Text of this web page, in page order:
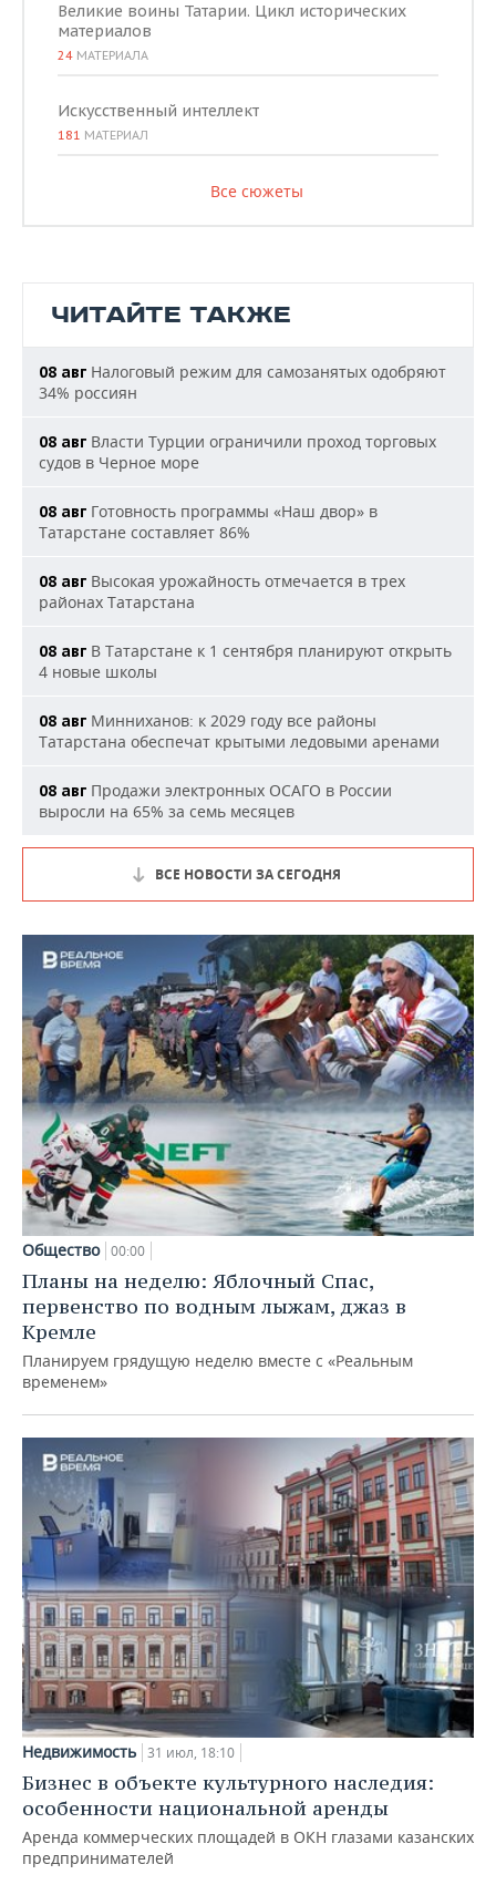
Великие воины Татарии. Цикл исторических
материалов
24 МАТЕРИАЛА
Искусственный интеллект
181 МАТЕРИАЛ
Все сюжеты
ЧИТАЙТЕ ТАКЖЕ
08 авг Налоговый режим для самозанятых одобряют
34% россиян
08 авг Власти Турции ограничили проход торговых
судов в Черное море
08 авг Готовность программы «Наш двор» в
Татарстане составляет 86%
08 авг Высокая урожайность отмечается в трех
районах Татарстана
08 авг В Татарстане к 1 сентября планируют открыть
4 новые школы
08 авг Минниханов: к 2029 году все районы
Татарстана обеспечат крытыми ледовыми аренами
08 авг Продажи электронных ОСАГО в России
выросли на 65% за семь месяцев
ВСЕ НОВОСТИ ЗА СЕГОДНЯ
Общество 00:00
Планы на неделю: Яблочный Спас,
первенство по водным лыжам, джаз в
Кремле
Планируем грядущую неделю вместе с «Реальным
временем»
Недвижимость 31 июл, 18:10
Бизнес в объекте культурного наследия:
особенности национальной аренды
Аренда коммерческих площадей в ОКН глазами казанских
предпринимателей